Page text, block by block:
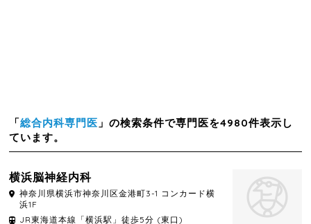
「総合内科専門医 」の検索条件で専門医を4980件表示し
ています。
横浜脳神経内科
神奈川県横浜市神奈川区金港町3-1 コンカード横
浜1F
JR東海道本線「横浜駅」徒歩5分 (東口)